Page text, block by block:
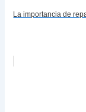
La importancia de